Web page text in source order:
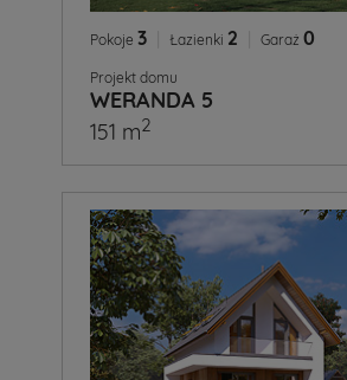
Pokoje 3 Łazienki 2 Garaż 0
Projekt domu
WERANDA 5
151 m2